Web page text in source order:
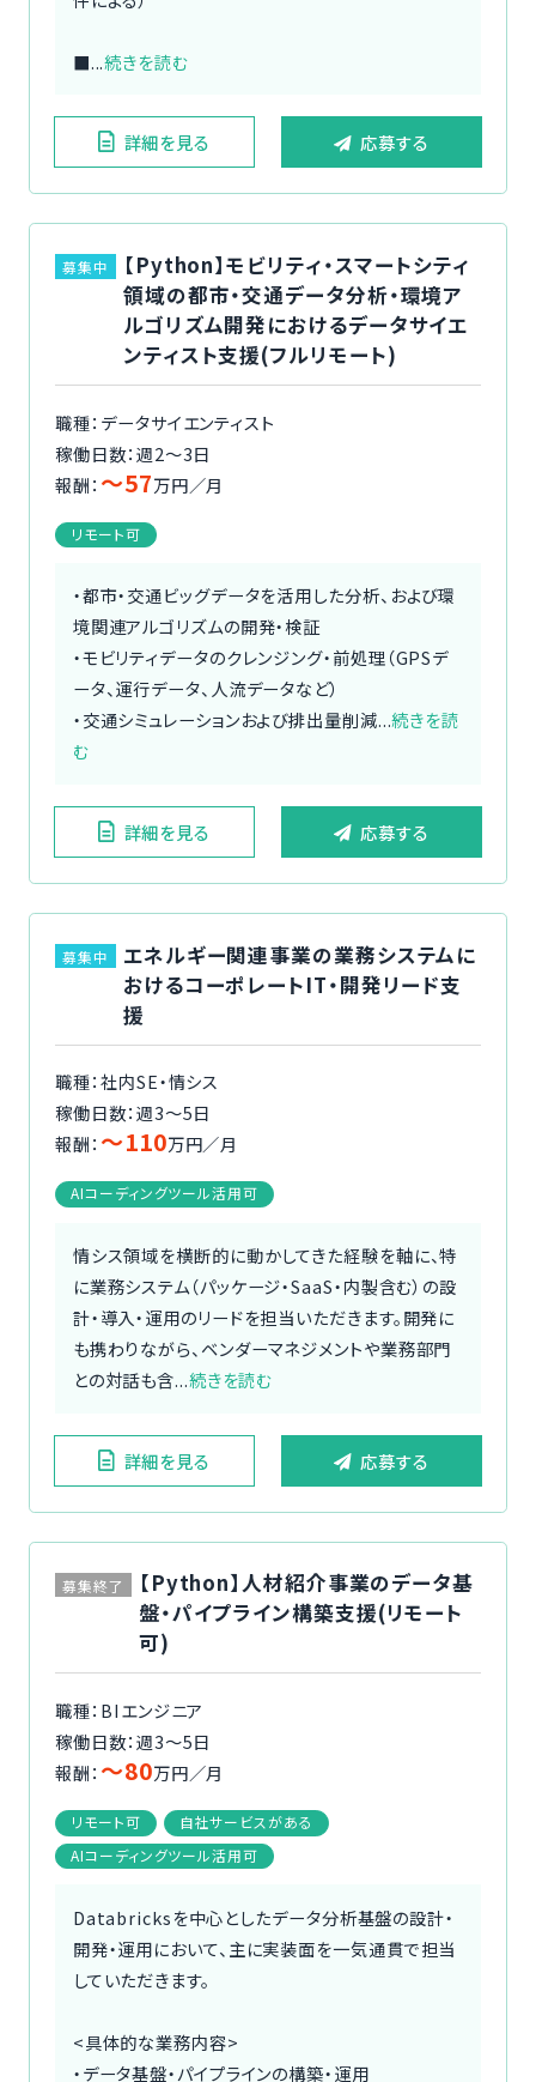
■...続きを読む
詳細を見る 応募する
募集中
【Python】モビリティ・スマートシティ
領域の都市・交通データ分析・環境ア
ルゴリズム開発におけるデータサイエ
ンティスト支援(フルリモート)
職種：データサイエンティスト
稼働日数：週2〜3日
報酬： 〜57万円／月
リモート可
・都市・交通ビッグデータを活用した分析、および環
境関連アルゴリズムの開発・検証
・モビリティデータのクレンジング・前処理（GPSデ
ータ、運行データ、人流データなど）
・交通シミュレーションおよび排出量削減...続きを読
む
詳細を見る 応募する
募集中
エネルギー関連事業の業務システムに
おけるコーポレートIT・開発リード支
援
職種：社内SE・情シス
稼働日数：週3〜5日
報酬： 〜110万円／月
AIコーディングツール活用可
情シス領域を横断的に動かしてきた経験を軸に、特
に業務システム（パッケージ・SaaS・内製含む）の設
計・導入・運用のリードを担当いただきます。開発に
も携わりながら、ベンダーマネジメントや業務部門
との対話も含...続きを読む
詳細を見る 応募する
募集終了
【Python】人材紹介事業のデータ基
盤・パイプライン構築支援(リモート
可)
職種：BIエンジニア
稼働日数：週3〜5日
報酬： 〜80万円／月
リモート可
自社サービスがある
AIコーディングツール活用可
Databricksを中心としたデータ分析基盤の設計・
開発・運用において、主に実装面を一気通貫で担当
していただきます。
<具体的な業務内容>
・データ基盤・パイプラインの構築・運用